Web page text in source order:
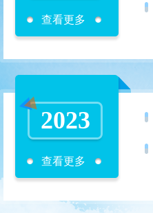
查看更多
2023
查看更多